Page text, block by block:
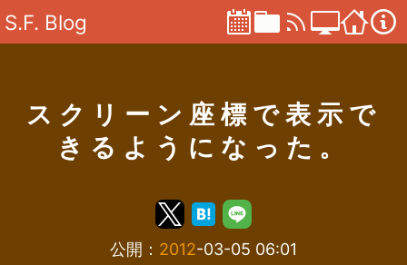
S.F. Blog
スクリーン座標で表示で
きるようになった。
公開： 2012-03-05 06:01